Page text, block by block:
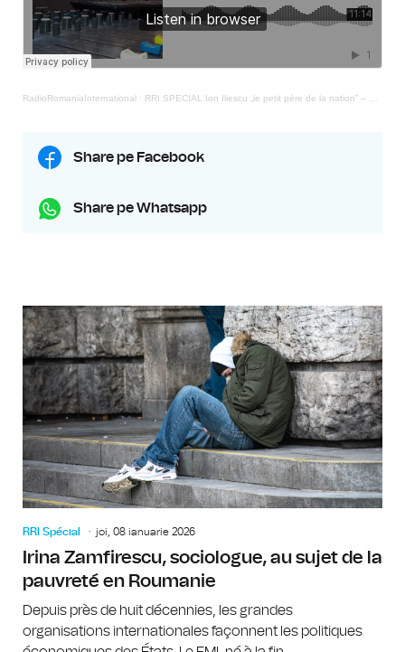
RadioRomaniaInternational · RRI SPECIAL Ion Iliescu „le petit père de la nation” – 18.09.2025
Share pe Facebook
Share pe Whatsapp
RRI Spécial joi, 08 ianuarie 2026
Irina Zamfirescu, sociologue, au sujet de la
pauvreté en Roumanie
Depuis près de huit décennies, les grandes
organisations internationales façonnent les politiques